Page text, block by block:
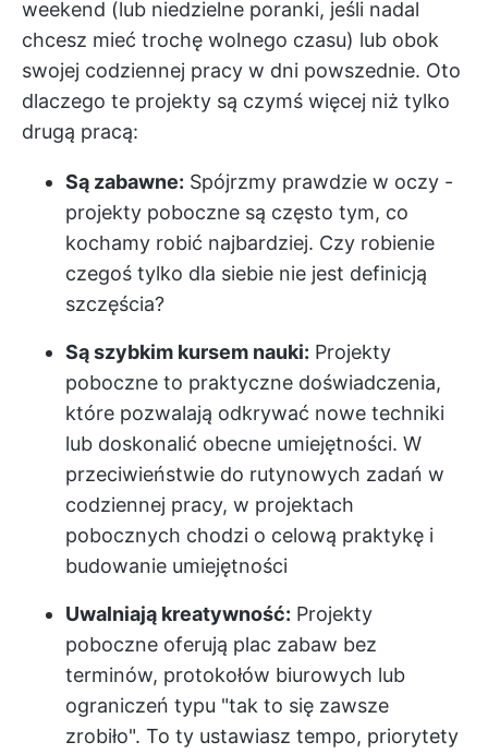
weekend (lub niedzielne poranki, jeśli nadal
chcesz mieć trochę wolnego czasu) lub obok
swojej codziennej pracy w dni powszednie. Oto
dlaczego te projekty są czymś więcej niż tylko
drugą pracą:
Są zabawne: Spójrzmy prawdzie w oczy -
projekty poboczne są często tym, co
kochamy robić najbardziej. Czy robienie
czegoś tylko dla siebie nie jest definicją
szczęścia?
Są szybkim kursem nauki: Projekty
poboczne to praktyczne doświadczenia,
które pozwalają odkrywać nowe techniki
lub doskonalić obecne umiejętności. W
przeciwieństwie do rutynowych zadań w
codziennej pracy, w projektach
pobocznych chodzi o celową praktykę i
budowanie umiejętności
Uwalniają kreatywność: Projekty
poboczne oferują plac zabaw bez
terminów, protokołów biurowych lub
ograniczeń typu "tak to się zawsze
zrobiło". To ty ustawiasz tempo, priorytety